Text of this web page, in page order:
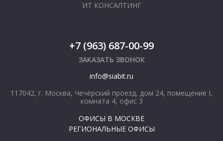
ИТ КОНСАЛТИНГ
+7 (963) 687-00-99
ЗАКАЗАТЬ ЗВОНОК
info@siabit.ru
117042, г. Москва, Чечёрский проезд, дом 24, помещение I,
комната 4, офис 3
ОФИСЫ В МОСКВЕ
РЕГИОНАЛЬНЫЕ ОФИСЫ